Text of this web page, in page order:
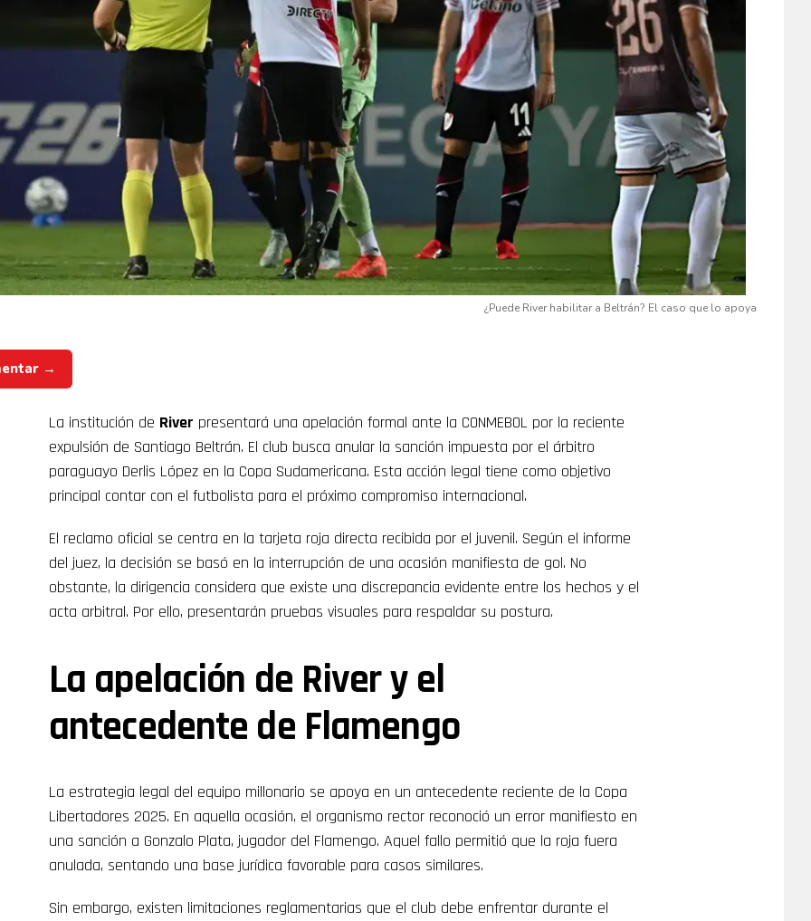
¿Puede River habilitar a Beltrán? El caso que lo apoya
→
La institución de River presentará una apelación formal ante la CONMEBOL por la reciente
expulsión de Santiago Beltrán. El club busca anular la sanción impuesta por el árbitro
paraguayo Derlis López en la Copa Sudamericana. Esta acción legal tiene como objetivo
principal contar con el futbolista para el próximo compromiso internacional.
El reclamo oficial se centra en la tarjeta roja directa recibida por el juvenil. Según el informe
del juez, la decisión se basó en la interrupción de una ocasión manifiesta de gol. No
obstante, la dirigencia considera que existe una discrepancia evidente entre los hechos y el
acta arbitral. Por ello, presentarán pruebas visuales para respaldar su postura.
La apelación de River y el
antecedente de Flamengo
La estrategia legal del equipo millonario se apoya en un antecedente reciente de la Copa
Libertadores 2025. En aquella ocasión, el organismo rector reconoció un error manifiesto en
una sanción a Gonzalo Plata, jugador del Flamengo. Aquel fallo permitió que la roja fuera
anulada, sentando una base jurídica favorable para casos similares.
Sin embargo, existen limitaciones reglamentarias que el club debe enfrentar durante el